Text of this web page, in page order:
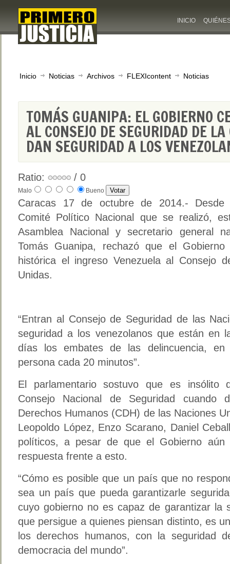
INICIO
Inicio Noticias Archivos FLEXIcontent Noticias
TOMÁS GUANIPA: EL GOBIERNO
AL CONSEJO DE SEGURIDAD DE
DAN SEGURIDAD A LOS
Ratio: / 0
Malo Bueno
Caracas 17 de octubre de 2014.- Desde
Comité Político Nacional que se realizó,
Asamblea Nacional y secretario general
Tomás Guanipa, rechazó que el
histórica el ingreso Venezuela al Consejo
Unidas.
“Entran al Consejo de Seguridad de las
seguridad a los venezolanos que están en
días los embates de las delincuencia, en
persona cada 20 minutos”.
El parlamentario sostuvo que es insólito
Consejo Nacional de Seguridad cuando
Derechos Humanos (CDH) de las Naciones
Leopoldo López, Enzo Scarano, Daniel
políticos, a pesar de que el Gobierno
respuesta frente a esto.
“Cómo es posible que un país que no
sea un país que pueda garantizarle
cuyo gobierno no es capaz de garantizar la
que persigue a quienes piensan distinto, es
los derechos humanos, con la seguridad
democracia del mundo”.